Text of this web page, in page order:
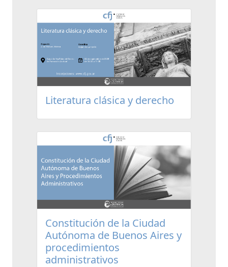
Literatura clásica y derecho
Constitución de la Ciudad
Autónoma de Buenos Aires y
procedimientos
administrativos